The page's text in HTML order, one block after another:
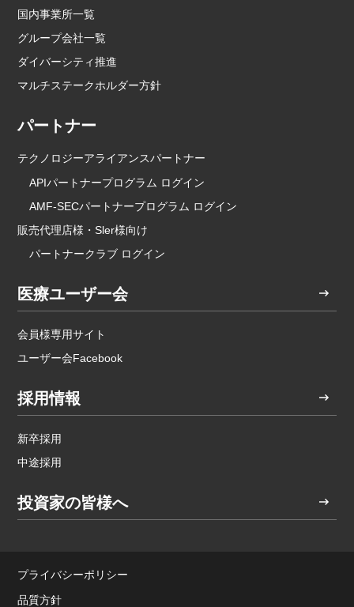
国内事業所一覧
グループ会社一覧
ダイバーシティ推進
マルチステークホルダー方針
パートナー
テクノロジーアライアンスパートナー
APIパートナープログラム ログイン
AMF-SECパートナープログラム ログイン
販売代理店様・Sler様向け
パートナークラブ ログイン
医療ユーザー会
会員様専用サイト
ユーザー会Facebook
採用情報
新卒採用
中途採用
投資家の皆様へ
プライバシーポリシー
品質方針